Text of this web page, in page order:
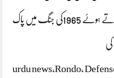
پرنسپل سید زاہد کاظمی نے خطاب کرتے ہوۓ 1965کی جنگ میں پاک
urdu news,Rondo,